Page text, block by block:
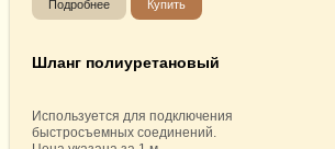
Подробнее Купить
Шланг полиуретановый
Используется для подключения
быстросъемных соединений.